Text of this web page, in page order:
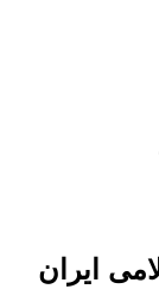
ایران